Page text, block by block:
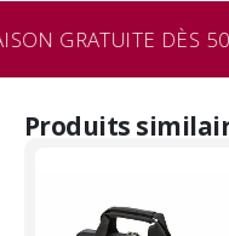
GRATUITE DÈS
Produits